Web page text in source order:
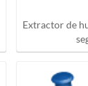
Extractor de